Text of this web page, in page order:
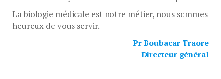
La biologie médicale est notre métier, nous sommes
heureux de vous servir.
Pr Boubacar Traore
Directeur général